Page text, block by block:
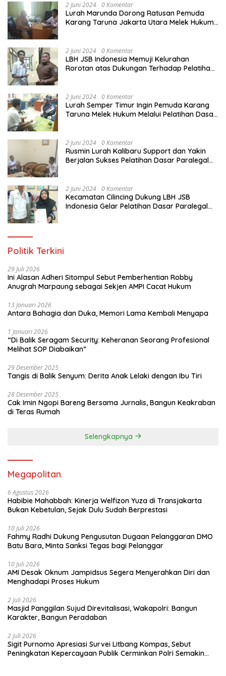
2 Juni 2024 0 Komentar
Lurah Marunda Dorong Ratusan Pemuda
Karang Taruna Jakarta Utara Melek Hukum
2 Juni 2024 0 Komentar
LBH JSB Indonesia Memuji Kelurahan
Rorotan atas Dukungan Terhadap Pelatihan
2 Juni 2024 0 Komentar
Lurah Semper Timur Ingin Pemuda Karang
Taruna Melek Hukum Melalui Pelatihan Dasar
2 Juni 2024 0 Komentar
Rusmin Lurah Kalibaru Support dan Yakin
Berjalan Sukses Pelatihan Dasar Paralegal
2 Juni 2024 0 Komentar
Kecamatan Cilincing Dukung LBH JSB
Indonesia Gelar Pelatihan Dasar Paralegal
Politik Terkini
29 Juli 2026
Ini Alasan Adheri Sitompul Sebut Pemberhentian Robby
Anugrah Marpaung sebagai Sekjen AMPI Cacat Hukum
13 Januari 2026
Antara Bahagia dan Duka, Memori Lama Kembali Menyapa
1 Januari 2026
“Di Balik Seragam Security: Keheranan Seorang Profesional
Melihat SOP Diabaikan”
29 Desember 2025
Tangis di Balik Senyum: Derita Anak Lelaki dengan Ibu Tiri
28 Desember 2025
Cak Imin Ngopi Bareng Bersama Jurnalis, Bangun Keakraban
di Teras Rumah
Selengkapnya
Megapolitan
6 Agustus 2026
Habibie Mahabbah: Kinerja Welfizon Yuza di Transjakarta
Bukan Kebetulan, Sejak Dulu Sudah Berprestasi
10 Juli 2026
Fahmy Radhi Dukung Pengusutan Dugaan Pelanggaran DMO
Batu Bara, Minta Sanksi Tegas bagi Pelanggar
10 Juli 2026
AMI Desak Oknum Jampidsus Segera Menyerahkan Diri dan
Menghadapi Proses Hukum
2 Juli 2026
Masjid Panggilan Sujud Direvitalisasi, Wakapolri: Bangun
Karakter, Bangun Peradaban
2 Juli 2026
Sigit Purnomo Apresiasi Survei Litbang Kompas, Sebut
Peningkatan Kepercayaan Publik Cerminkan Polri Semakin